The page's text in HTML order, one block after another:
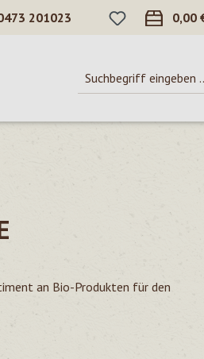
201023
DU HAST 0
0,00
an Bio-Produkten für den